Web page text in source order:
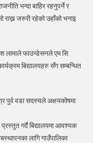
भन्दा बाहिर रहनुपर्ने र
राख्न जरुरी रहेको उहाँको भनाइ
लामाले फाउन्डेसनले एम सि
बिद्यालयहरु सँग सम्बन्धित
पुर्व वडा सदस्यले अक्षयकोषमा
प्रस्तुत गर्दै बिद्यालयमा आवश्यक
लागि गाउँपालिका